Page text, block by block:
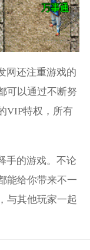
网还注重游戏的
可以通过不断努
VIP特权，所有
手的游戏。不论
能给你带来不一
与其他玩家一起